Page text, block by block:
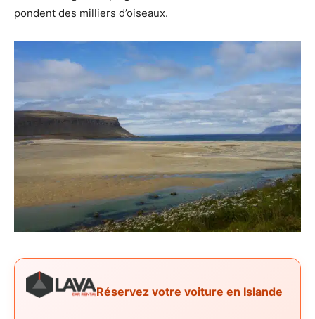
pondent des milliers d’oiseaux.
Réservez votre voiture en Islande